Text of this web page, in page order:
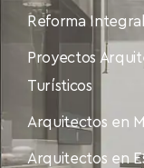
Reforma
Proyectos
Turísticos
Arquitectos en
Arquitectos en